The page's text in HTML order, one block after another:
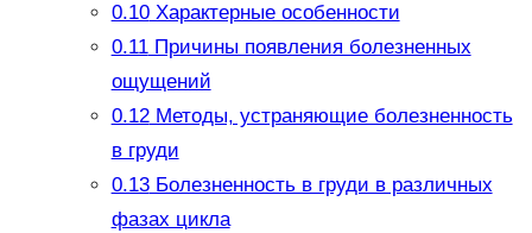
0.10Характерные особенности
0.11Причины появления болезненных
ощущений
0.12Методы, устраняющие болезненность
в груди
0.13Болезненность в груди в различных
фазах цикла